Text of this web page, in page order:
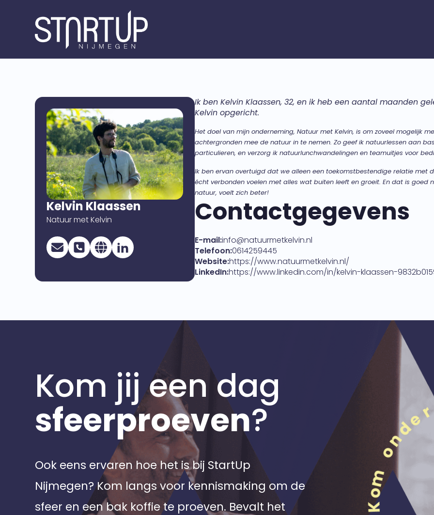
Kelvin Klaassen
Natuur met Kelvin
Ik ben Kelvin Klaassen, 32, en ik heb een aantal maanden
Kelvin opgericht.
Het doel van mijn onderneming, Natuur met Kelvin, is om zoveel mogelijk
achtergronden mee de natuur in te nemen. Zo geef ik natuurlessen aan
particulieren, en verzorg ik natuurlunchwandelingen en teamuitjes voor
Ik ben ervan overtuigd dat we alleen een toekomstbestendige relatie met
écht verbonden voelen met alles wat buiten leeft en groeit. En dat is goed
natuur, voelt zich beter!
Contactgegevens
E-mail:info@natuurmetkelvin.nl
Telefoon:0614259445
Website:https://www.natuurmetkelvin.nl/
LinkedIn:https://www.linkedin.com/in/kelvin-klaassen-
Kom jij een dag
sfeerproeven?
Ook eens ervaren hoe het is bij StartUp
Nijmegen? Kom langs voor kennismaking om de
sfeer en een bak koffie te proeven. Bevalt het